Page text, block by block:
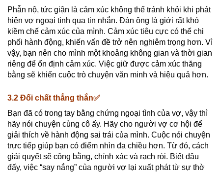
Phẫn nộ, tức giận là cảm xúc không thể tránh khỏi khi phát
hiện vợ ngoại tình qua tin nhắn. Đàn ông là giới rất khó
kiềm chế cảm xúc của mình. Cảm xúc tiêu cực có thể chi
phối hành động, khiến vấn đề trở nên nghiêm trọng hơn. Vì
vậy, bạn nên cho mình một khoảng không gian và thời gian
riêng để ổn định cảm xúc. Việc giữ được cảm xúc thăng
bằng sẽ khiến cuộc trò chuyện văn minh và hiệu quả hơn.
3.2 Đối chất thẳng thắn✅
Bạn đã có trong tay bằng chứng ngoại tình của vợ, vậy thì
hãy nói chuyện cùng cô ấy. Hãy cho người vợ cơ hội để
giải thích về hành động sai trái của mình. Cuộc nói chuyện
trực tiếp giúp bạn có điểm nhìn đa chiều hơn. Từ đó, cách
giải quyết sẽ công bằng, chính xác và rạch ròi. Biết đâu
đấy, việc “say nắng” của người vợ lại xuất phát từ sự thờ